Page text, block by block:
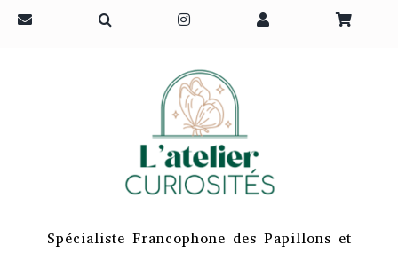
Passer
Spécialiste Francophone des Papillons et